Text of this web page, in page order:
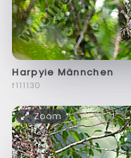
Harpyie Männchen
f111130
Zoom